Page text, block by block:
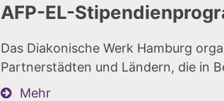
AFP-EL-
Das Diakonische Werk Hamburg
Partnerstädten und Ländern, die in
Mehr